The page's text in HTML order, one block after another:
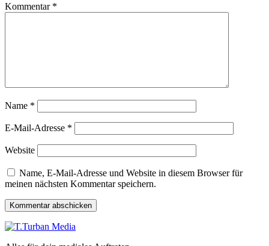
Kommentar *
Name *
E-Mail-Adresse *
Website
Name, E-Mail-Adresse und Website in diesem Browser für
meinen nächsten Kommentar speichern.